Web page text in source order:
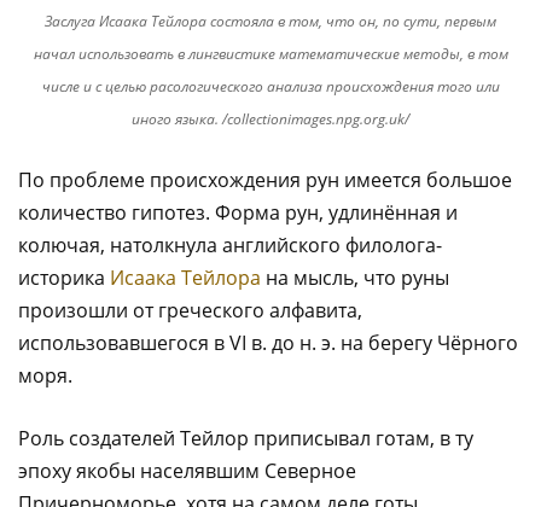
Заслуга Исаака Тейлора состояла в том, что он, по сути, первым
начал использовать в лингвистике математические методы, в том
числе и с целью расологического анализа происхождения того или
иного языка. /collectionimages.npg.org.uk/
По проблеме происхождения рун имеется большое
количество гипотез. Форма рун, удлинённая и
колючая, натолкнула английского филолога-
историка Исаака Тейлора на мысль, что руны
произошли от греческого алфавита,
использовавшегося в VI в. до н. э. на берегу Чёрного
моря.
Роль создателей Тейлор приписывал готам, в ту
эпоху якобы населявшим Северное